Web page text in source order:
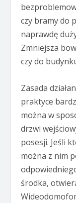
czy bramy do
naprawdę
Zmniejsza
czy do
Zasada
praktyce
można w
drzwi
posesji. Jeśli
można z nim
środka,